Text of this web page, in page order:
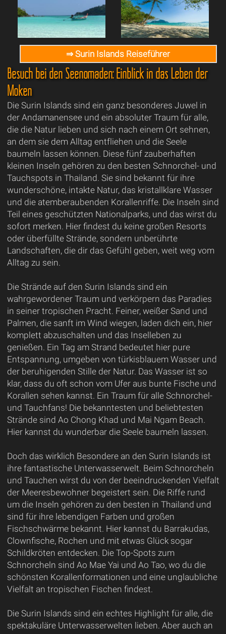
⇒ Surin Islands Reiseführer
Besuch bei den Seenomaden: Einblick in das Leben der
Moken
Die Surin Islands sind ein ganz besonderes Juwel in
der Andamanensee und ein absoluter Traum für alle,
die die Natur lieben und sich nach einem Ort sehnen,
an dem sie dem Alltag entfliehen und die Seele
baumeln lassen können. Diese fünf zauberhaften
kleinen Inseln gehören zu den besten Schnorchel- und
Tauchspots in Thailand. Sie sind bekannt für ihre
wunderschöne, intakte Natur, das kristallklare Wasser
und die atemberaubenden Korallenriffe. Die Inseln sind
Teil eines geschützten Nationalparks, und das wirst du
sofort merken. Hier findest du keine großen Resorts
oder überfüllte Strände, sondern unberührte
Landschaften, die dir das Gefühl geben, weit weg vom
Alltag zu sein.
Die Strände auf den Surin Islands sind ein
wahrgewordener Traum und verkörpern das Paradies
in seiner tropischen Pracht. Feiner, weißer Sand und
Palmen, die sanft im Wind wiegen, laden dich ein, hier
komplett abzuschalten und das Inselleben zu
genießen. Ein Tag am Strand bedeutet hier pure
Entspannung, umgeben von türkisblauem Wasser und
der beruhigenden Stille der Natur. Das Wasser ist so
klar, dass du oft schon vom Ufer aus bunte Fische und
Korallen sehen kannst. Ein Traum für alle Schnorchel-
und Tauchfans! Die bekanntesten und beliebtesten
Strände sind Ao Chong Khad und Mai Ngam Beach.
Hier kannst du wunderbar die Seele baumeln lassen.
Doch das wirklich Besondere an den Surin Islands ist
ihre fantastische Unterwasserwelt. Beim Schnorcheln
und Tauchen wirst du von der beeindruckenden Vielfalt
der Meeresbewohner begeistert sein. Die Riffe rund
um die Inseln gehören zu den besten in Thailand und
sind für ihre lebendigen Farben und großen
Fischschwärme bekannt. Hier kannst du Barrakudas,
Clownfische, Rochen und mit etwas Glück sogar
Schildkröten entdecken. Die Top-Spots zum
Schnorcheln sind Ao Mae Yai und Ao Tao, wo du die
schönsten Korallenformationen und eine unglaubliche
Vielfalt an tropischen Fischen findest.
Die Surin Islands sind ein echtes Highlight für alle, die
spektakuläre Unterwasserwelten lieben. Aber auch an